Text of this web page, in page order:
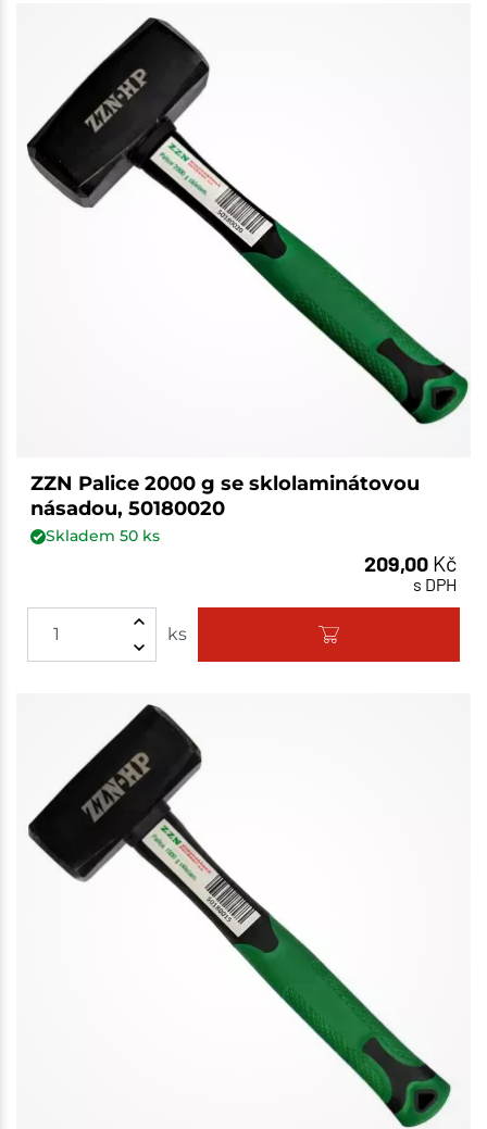
ZZN Palice 2000 g se sklolaminátovou
násadou, 50180020
Skladem 50ks
209,00 Kč
s DPH
ks